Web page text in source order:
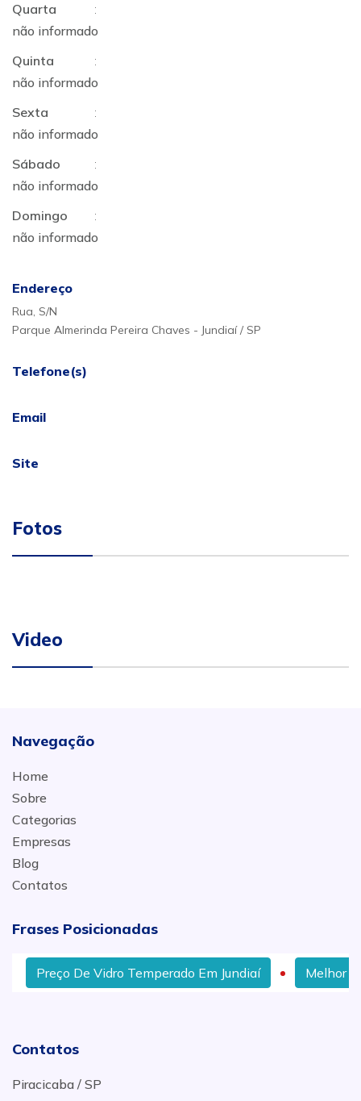
Quarta
:
não informado
Quinta
:
não informado
Sexta
:
não informado
Sábado
:
não informado
Domingo
:
não informado
Endereço
Rua, S/N
Parque Almerinda Pereira Chaves - Jundiaí / SP
Telefone(s)
Email
Site
Fotos
Video
Navegação
Home
Sobre
Categorias
Empresas
Blog
Contatos
Frases Posicionadas
Preço De Vidro Temperado Em Jundiaí Melhor
Contatos
Piracicaba / SP